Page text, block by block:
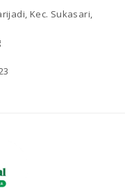
Kec. Sukasari,